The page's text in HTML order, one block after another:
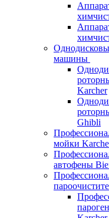
машины
Karcher
Ghibli
мойки
автофены